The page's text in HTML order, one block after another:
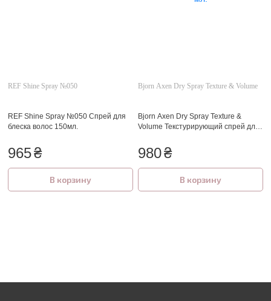
REF Shine Spray №050
REF Shine Spray №050 Спрей для
блеска волос 150мл.
965₴
В корзину
Bjorn Axen Dry Spray Texture & Volume
Bjorn Axen Dry Spray Texture &
Volume Текстурирующий спрей для
980₴
В корзину